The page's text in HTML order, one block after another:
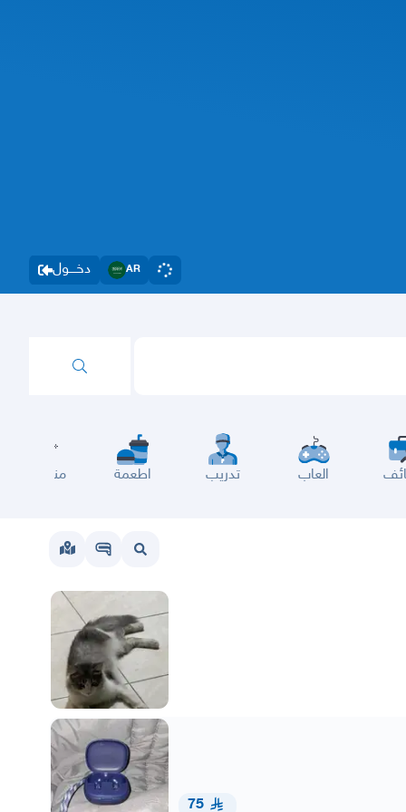
دخــــول AR
العاب تدريب اطعمة مناسبات
75